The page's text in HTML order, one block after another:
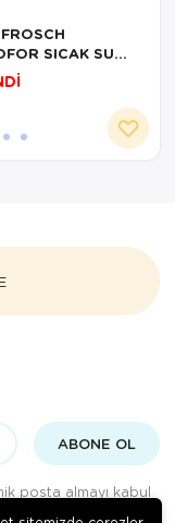
SICAK SU
MAVİ KAZAK
ABONE OL
posta almayı kabul